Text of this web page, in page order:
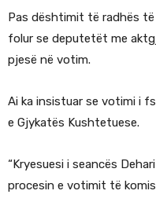
Pas dështimit të radhës të
folur se deputetët me
pjesë në votim.
Ai ka insistuar se votimi i
e Gjykatës Kushtetuese.
“Kryesuesi i seancës
procesin e votimit të